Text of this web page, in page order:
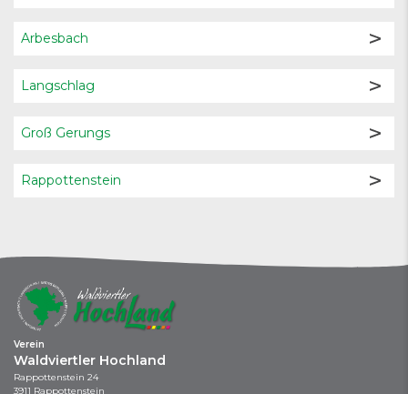
Arbesbach
Langschlag
Groß Gerungs
Rappottenstein
Verein
Waldviertler Hochland
Rappottenstein 24
3911 Rappottenstein